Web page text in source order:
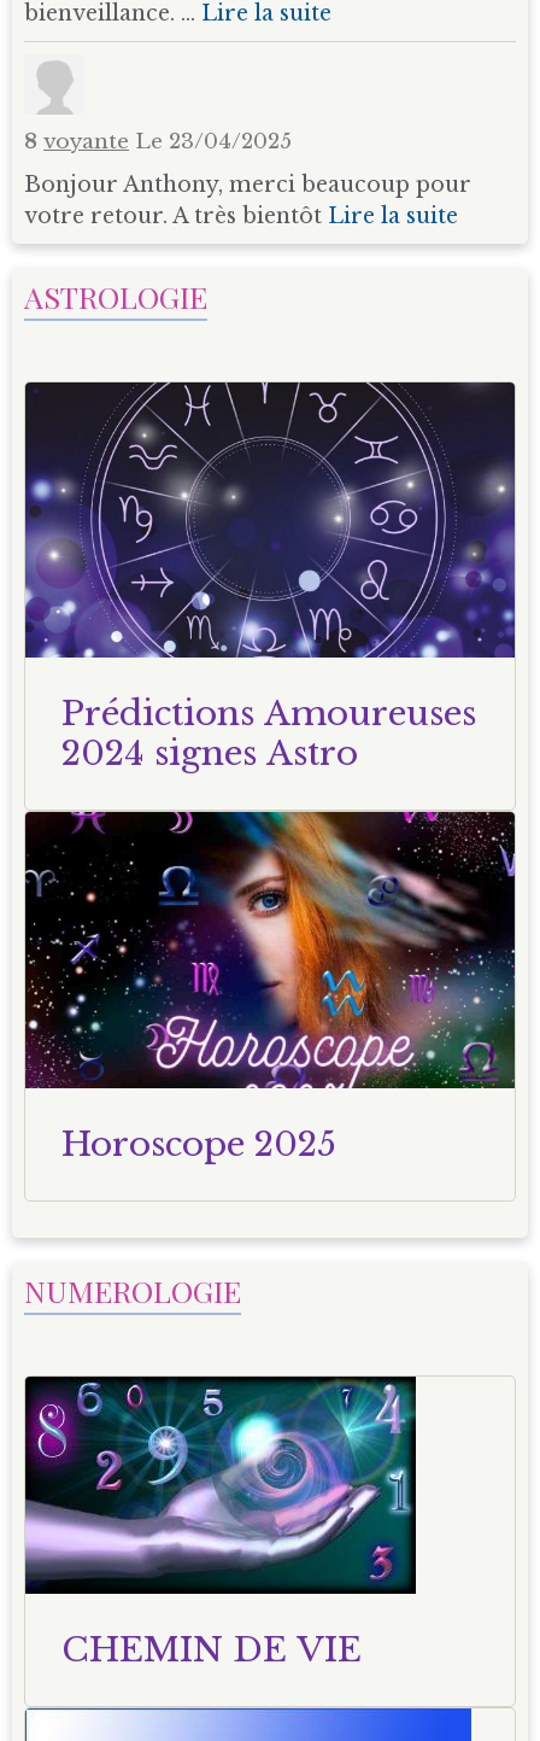
bienveillance. ... Lire la suite
8 voyante Le 23/04/2025
Bonjour Anthony, merci beaucoup pour
votre retour. A très bientôt Lire la suite
ASTROLOGIE
Prédictions Amoureuses
2024 signes Astro
Horoscope 2025
NUMEROLOGIE
CHEMIN DE VIE